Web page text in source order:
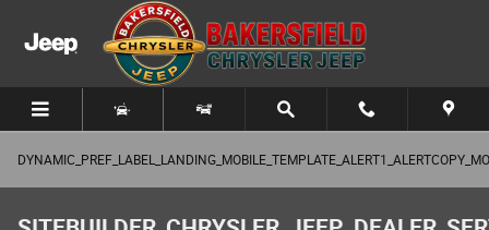
Saltar al contenido principal